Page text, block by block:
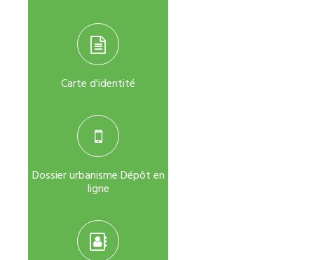
Carte d'identité
Dossier urbanisme Dépôt en
ligne